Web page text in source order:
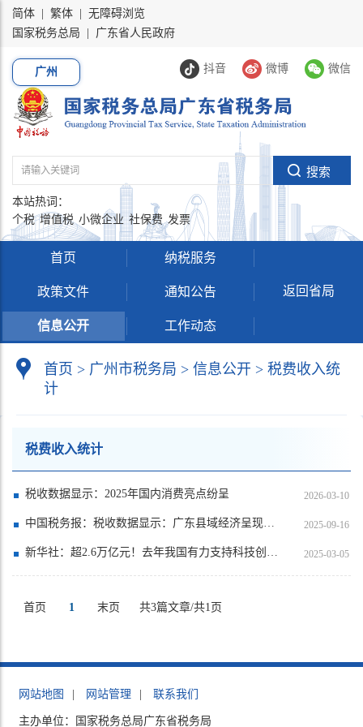
简体 繁体
无障碍浏览
国家税务总局
广东省人民政府
抖音 微博 微信
广州
本站热词：
个税 增值税 小微企业 社保费 发票
首页 纳税服务
政策文件 通知公告
信息公开 工作动态
返回省局
首页 > 广州市税务局 > 信息公开 > 税费收入统
计
税费收入统计
税收数据显示：2025年国内消费亮点纷呈 2026-03-10
中国税务报：税收数据显示：广东县域经济呈现多方面亮点 2025-09-16
新华社：超2.6万亿元！去年我国有力支持科技创新和制造业发展 2025-03-05
首页 1 末页 共3篇文章/共1页
网站地图 网站管理 联系我们
主办单位：国家税务总局广东省税务局